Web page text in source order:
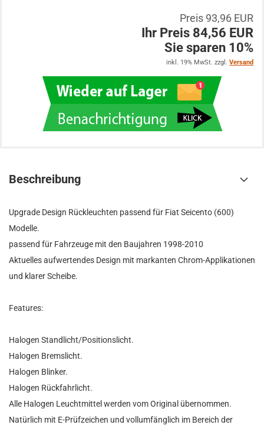
Preis 93,96 EUR
Ihr Preis 84,56 EUR
Sie sparen 10%
inkl. 19% MwSt. zzgl. Versand
Beschreibung
Upgrade Design Rückleuchten passend für Fiat Seicento (600)
Modelle.
passend für Fahrzeuge mit den Baujahren 1998-2010
Aktuelles aufwertendes Design mit markanten Chrom-Applikationen
und klarer Scheibe.
Features:
Halogen Standlicht/Positionslicht.
Halogen Bremslicht.
Halogen Blinker.
Halogen Rückfahrlicht.
Alle Halogen Leuchtmittel werden vom Original übernommen.
Natürlich mit E-Prüfzeichen und vollumfänglich im Bereich der